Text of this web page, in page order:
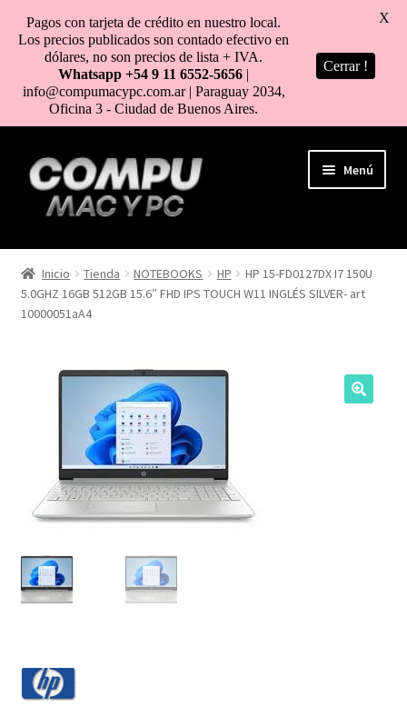
al
contenido
Menú
HOME
TIENDA
NOSOTROS
SERVICIOS
Inicio Tienda NOTEBOOKS HP
HP 15-FD0127DX I7 150U
5.0GHZ 16GB 512GB 15.6″ FHD IPS TOUCH W11 INGLÉS SILVER- art
10000051aA4
Pagos con tarjeta de crédito en nuestro local.
Los precios publicados son contado efectivo en
dólares, no son precios de lista + IVA.
Whatsapp +54 9 11 6552-5656 |
info@compumacypc.com.ar | Paraguay 2034,
Oficina 3 - Ciudad de Buenos Aires.
Cerrar !
X